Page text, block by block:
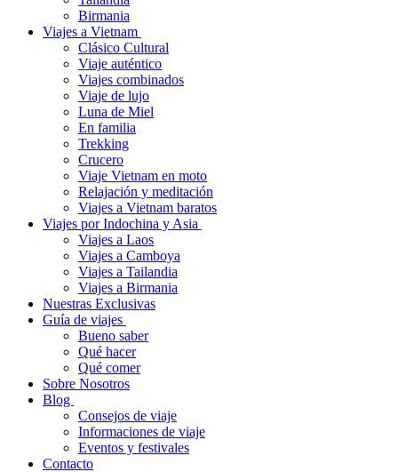
Birmania
Viajes a Vietnam
Clásico Cultural
Viaje auténtico
Viajes combinados
Viaje de lujo
Luna de Miel
En familia
Trekking
Crucero
Viaje Vietnam en moto
Relajación y meditación
Viajes a Vietnam baratos
Viajes por Indochina y Asia
Viajes a Laos
Viajes a Camboya
Viajes a Tailandia
Viajes a Birmania
Nuestras Exclusivas
Guía de viajes
Bueno saber
Qué hacer
Qué comer
Sobre Nosotros
Blog
Consejos de viaje
Informaciones de viaje
Eventos y festivales
Contacto